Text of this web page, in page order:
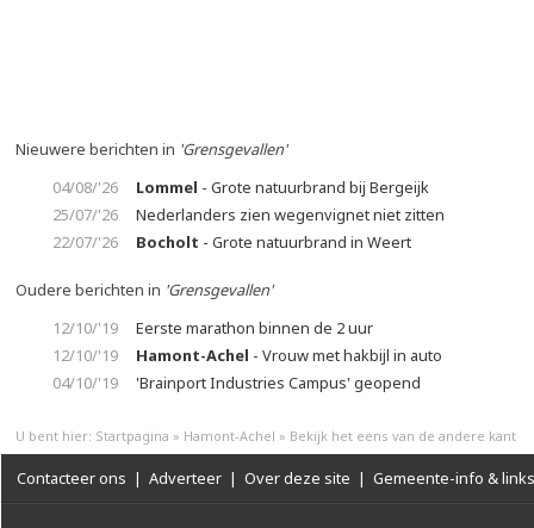
Nieuwere berichten in 'Grensgevallen'
04/08/'26
Lommel - Grote natuurbrand bij Bergeijk
25/07/'26
Nederlanders zien wegenvignet niet zitten
22/07/'26
Bocholt - Grote natuurbrand in Weert
Oudere berichten in 'Grensgevallen'
12/10/'19
Eerste marathon binnen de 2 uur
12/10/'19
Hamont-Achel - Vrouw met hakbijl in auto
04/10/'19
'Brainport Industries Campus' geopend
U bent hier: Startpagina » Hamont-Achel » Bekijk het eens van de andere kant
Contacteer ons | Adverteer | Over deze site | Gemeente-info & links